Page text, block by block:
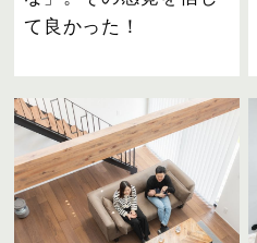
て良かった！